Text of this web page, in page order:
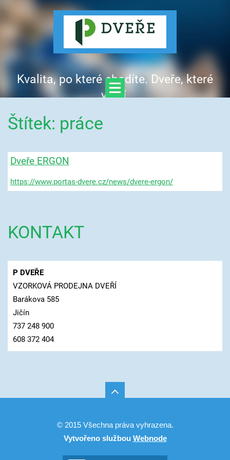
Kvalita, po které chodíte. Dveře, které
vítají.
Štítek: práce
Dveře ERGON
https://www.portas-dvere.cz/news/dvere-ergon/
KONTAKT
P DVEŘE
VZORKOVÁ PRODEJNA DVEŘÍ
Barákova 585
Jičín
737 248 900
608 372 404
© 2015 Všechna práva vyhrazena.
Vytvořeno službou Webnode